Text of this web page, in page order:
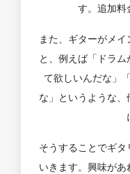
す。追加料
また、ギターがメ
と、例えば「ドラ
て欲しいんだな」
な」というような
そうすることでギ
いきます。興味が